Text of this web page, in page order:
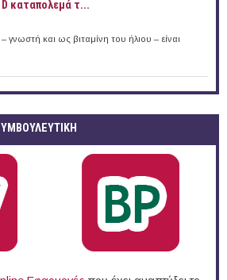
D καταπολεμά τ...
γνωστή και ως βιταμίνη του ήλιου – είναι